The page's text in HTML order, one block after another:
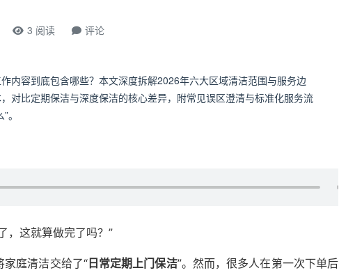
3 阅读 评论
内容到底包含哪些？本文深度拆解2026年六大区域清洁范围与服务边
对比定期保洁与深度保洁的核心差异，附常见误区澄清与标准化服务流
。
，这就算做完了吗？”
庭清洁交给了“日常定期上门保洁”。然而，很多人在第一次下单后